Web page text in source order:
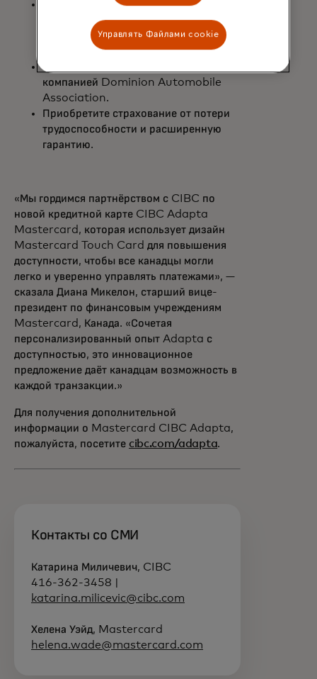
Современный дизайн с вертикальной
ориентацией, ярко-красной
сердцевиной и использованием
переработанного пластика.
компанией Dominion Automobile
Association.
Приобретите страхование от потери
трудоспособности и расширенную
гарантию.
«Мы гордимся партнёрством с CIBC по
новой кредитной карте CIBC Adapta
Mastercard, которая использует дизайн
Mastercard Touch Card для повышения
доступности, чтобы все канадцы могли
легко и уверенно управлять платежами», —
сказала Диана Микелон, старший вице-
президент по финансовым учреждениям
Mastercard, Канада. «Сочетая
персонализированный опыт Adapta с
доступностью, это инновационное
предложение даёт канадцам возможность в
каждой транзакции.»
Для получения дополнительной
информации о Mastercard CIBC Adapta,
пожалуйста, посетите cibc.com/adapta.
Контакты со СМИ
Катарина Миличевич, CIBC
416-362-3458 |
katarina.milicevic@cibc.com
Хелена Уэйд, Mastercard
helena.wade@mastercard.com
Управлять Файлами cookie